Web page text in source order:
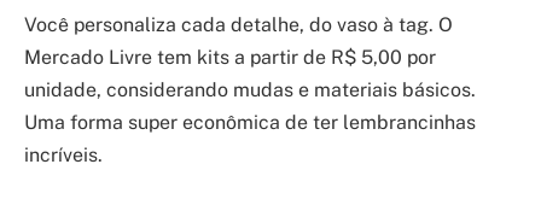
Você personaliza cada detalhe, do vaso à tag. O
Mercado Livre tem kits a partir de R$ 5,00 por
unidade, considerando mudas e materiais básicos.
Uma forma super econômica de ter lembrancinhas
incríveis.